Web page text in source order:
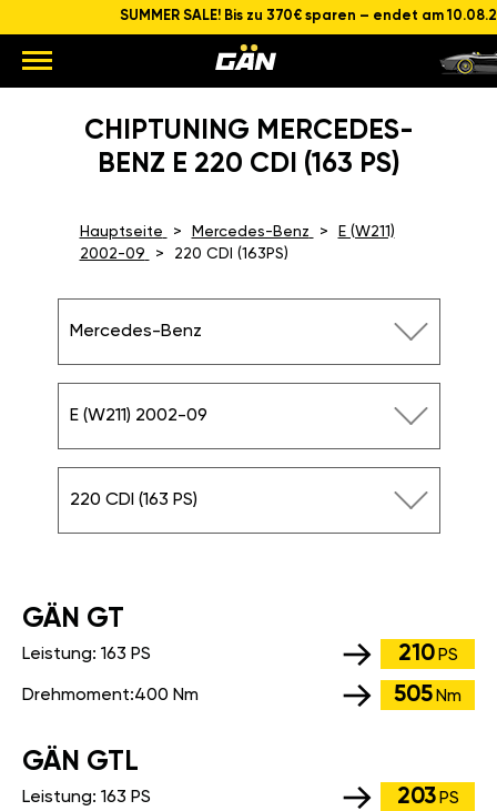
SUMMER SALE! Bis zu 370€ sparen – endet am
CHIPTUNING MERCEDES-
BENZ E 220 CDI (163 PS)
Hauptseite Mercedes-Benz
E (W211)
2002-09
220 CDI (163PS)
Mercedes-Benz
E (W211) 2002-09
220 CDI (163 PS)
GÄN GT
Leistung: 163 PS 210 PS
Drehmoment:400 Nm 505 Nm
GÄN GTL
Leistung: 163 PS 203 PS